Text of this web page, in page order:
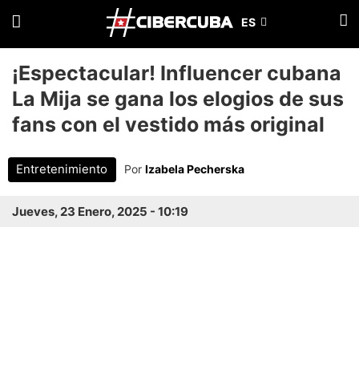
¡Espectacular! Influencer cubana
La Mija se gana los elogios de sus
fans con el vestido más original
Entretenimiento Por Izabela Pecherska
Jueves, 23 Enero, 2025 - 10:19